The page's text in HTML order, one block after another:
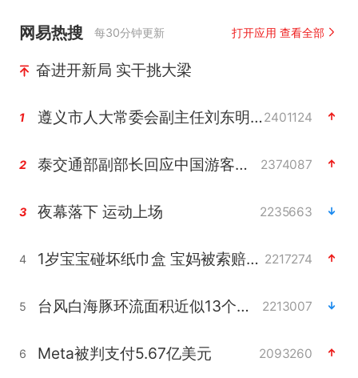
网易热搜 每30分钟更新 打开应用 查看全部
奋进开新局 实干挑大梁
1 遵义市人大常委会副主任刘东明被查2401124
2 泰交通部副部长回应中国游客遭歧视 2374087
3 夜幕落下 运动上场 2235663
4 1岁宝宝碰坏纸巾盒 宝妈被索赔924元 2217274
5 台风白海豚环流面积近似13个浙江 2213007
6 Meta被判支付5.67亿美元 2093260